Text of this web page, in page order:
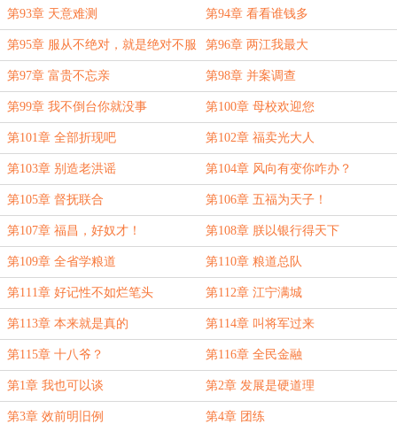
第93章 天意难测 第94章 看看谁钱多
第95章 服从不绝对，就是绝对不服
从
第96章 两江我最大
第97章 富贵不忘亲 第98章 并案调查
第99章 我不倒台你就没事 第100章 母校欢迎您
第101章 全部折现吧 第102章 福卖光大人
第103章 别造老洪谣 第104章 风向有变你咋办？
第105章 督抚联合 第106章 五福为天子！
第107章 福昌，好奴才！ 第108章 朕以银行得天下
第109章 全省学粮道 第110章 粮道总队
第111章 好记性不如烂笔头 第112章 江宁满城
第113章 本来就是真的 第114章 叫将军过来
第115章 十八爷？ 第116章 全民金融
第1章 我也可以谈 第2章 发展是硬道理
第3章 效前明旧例 第4章 团练